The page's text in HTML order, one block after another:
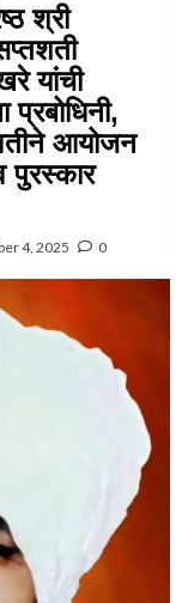
श्री
यांची
प्रबोधिनी,
आयोजन
पुरस्कार
4, 2025 0